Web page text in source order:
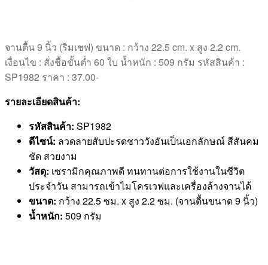
จานตื้น 9 นิ้ว (ริมเชฟ) ขนาด : กว้าง 22.5 cm. x สูง 2.2 cm.
เงื่อนไข : สั่งชื้อขั้นต่ำ 60 ใบ น้ำหนัก : 509 กรัม รหัสสินค้า :
SP1982 ราคา : 37.00-
รายละเอียดสินค้า:
รหัสสินค้า: SP1982
ดีไซน์: ลวดลายสับปะรดชาววังอันเป็นเอกลักษณ์ สีสันคม
ชัด สวยงาม
วัสดุ: เซรามิกคุณภาพดี ทนทานต่อการใช้งานในชีวิต
ประจำวัน สามารถเข้าไมโครเวฟและเครื่องล้างจานได้
ขนาด: กว้าง 22.5 ซม. x สูง 2.2 ซม. (จานตื้นขนาด 9 นิ้ว)
น้ำหนัก: 509 กรัม